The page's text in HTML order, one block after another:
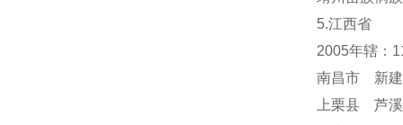
5.江西省
2005年辖：
南昌市 新
上栗县 芦